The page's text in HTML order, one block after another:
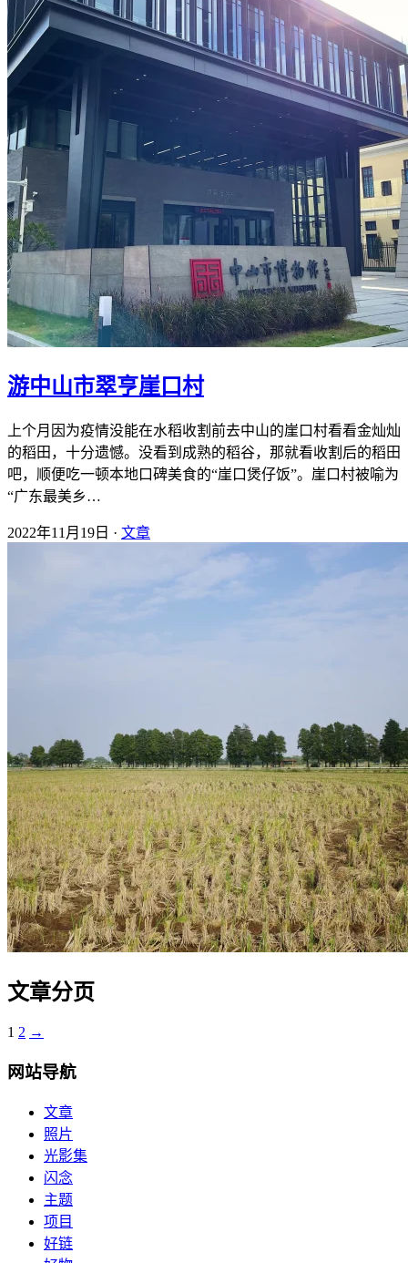
游中山市翠亨崖口村
上个月因为疫情没能在水稻收割前去中山的崖口村看看金灿灿
的稻田，十分遗憾。没看到成熟的稻谷，那就看收割后的稻田
吧，顺便吃一顿本地口碑美食的“崖口煲仔饭”。崖口村被喻为
“广东最美乡…
2022年11月19日 · 文章
文章分页
1 2 →
网站导航
文章
照片
光影集
闪念
主题
项目
好链